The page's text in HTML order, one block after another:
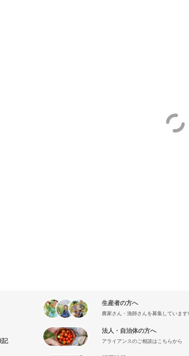
記
生産者の方へ
農家さん・漁師さんを募集しています!
法人・自治体の方へ
アライアンスのご相談はこちらから